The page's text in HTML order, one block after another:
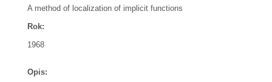
A method of localization of implicit functions
Rok:
1968
Opis: